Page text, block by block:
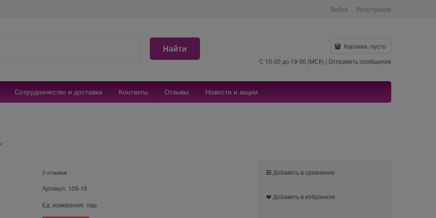
Войти Регистрация
Найти Корзина: пусто
С 10-00 до 19-00 (МСК) | Отправить сообщение
Сотрудничество и доставка Контакты Отзывы Новости и акции
0 отзывов
Артикул: 109-19
Ед. измерения: пар
Добавить в сравнение
Добавить в избранное